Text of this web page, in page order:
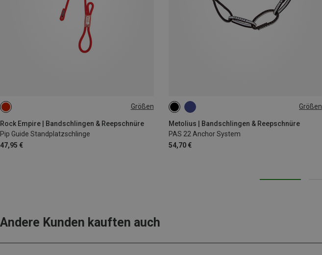
Größen
Rock Empire | Bandschlingen & Reepschnüre
Pip Guide Standplatzschlinge
47,95 €
ONE SIZE Größen
Metolius | Bandschlingen & Reepschnüre
PAS 22 Anchor System
54,70 €
ONE SIZE
Andere Kunden kauften auch